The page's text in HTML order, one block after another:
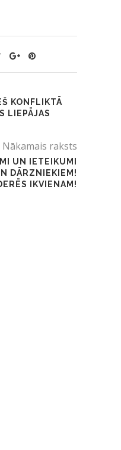
KONFLIKTĀ
LIEPĀJAS
Nākamais raksts
UN IETEIKUMI
DĀRZNIEKIEM!
IKVIENAM!